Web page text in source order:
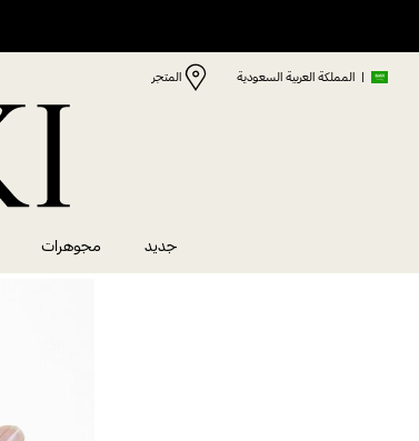
| المملكة العربية السعودية المتجر
جديد مجوهرات